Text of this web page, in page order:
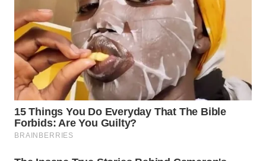
WN
TAPANULI
TENGAH
WN DELI
SERDANG
WN
TEBING